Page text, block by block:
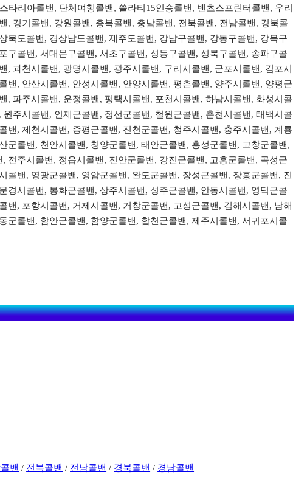
리아콜밴, 단체여행콜밴, 쏠라티15인승콜밴, 벤츠스프린터콜밴, 우리
경기콜밴, 강원콜밴, 충북콜밴, 충남콜밴, 전북콜밴, 전남콜밴, 경북콜
도콜밴, 경상남도콜밴, 제주도콜밴, 강남구콜밴, 강동구콜밴, 강북구
콜밴, 서대문구콜밴, 서초구콜밴, 성동구콜밴, 성북구콜밴, 송파구콜
과천시콜밴, 광명시콜밴, 광주시콜밴, 구리시콜밴, 군포시콜밴, 김포시
, 안산시콜밴, 안성시콜밴, 안양시콜밴, 평촌콜밴, 양주시콜밴, 양평군
파주시콜밴, 운정콜밴, 평택시콜밴, 포천시콜밴, 하남시콜밴, 화성시콜
주시콜밴, 인제군콜밴, 정선군콜밴, 철원군콜밴, 춘천시콜밴, 태백시콜
, 제천시콜밴, 증평군콜밴, 진천군콜밴, 청주시콜밴, 충주시콜밴, 계룡
콜밴, 천안시콜밴, 청양군콜밴, 태안군콜밴, 홍성군콜밴, 고창군콜밴,
주시콜밴, 정읍시콜밴, 진안군콜밴, 강진군콜밴, 고흥군콜밴, 곡성군
밴, 영광군콜밴, 영암군콜밴, 완도군콜밴, 장성군콜밴, 장흥군콜밴, 진
시콜밴, 봉화군콜밴, 상주시콜밴, 성주군콜밴, 안동시콜밴, 영덕군콜
, 포항시콜밴, 거제시콜밴, 거창군콜밴, 고성군콜밴, 김해시콜밴, 남해
콜밴, 함안군콜밴, 함양군콜밴, 합천군콜밴, 제주시콜밴, 서귀포시콜
밴 / 전북콜밴 / 전남콜밴 / 경북콜밴 / 경남콜밴